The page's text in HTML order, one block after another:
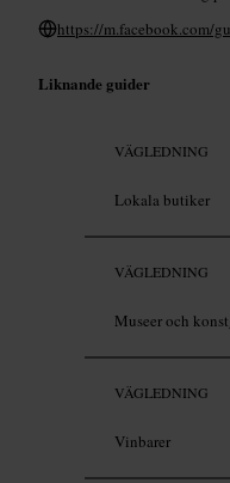
https://m.facebook.com/
Liknande guider
VÄGLEDNING
Lokala butiker
VÄGLEDNING
Museer och
VÄGLEDNING
Vinbarer